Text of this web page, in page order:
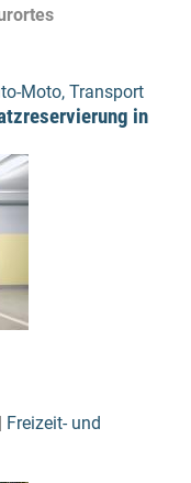
Moto, Transport
in
| Freizeit- und